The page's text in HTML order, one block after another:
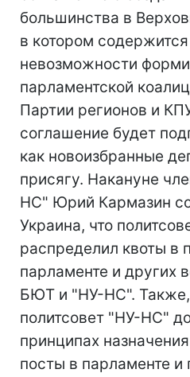
большинства в
в котором
невозможности
парламентской
Партии регионов и
соглашение будет
как новоизбранные
присягу. Накануне
НС" Юрий Кармазин
Украина, что
распределил квоты в
парламенте и других
БЮТ и "НУ-НС". Также,
политсовет "НУ-НС"
принципах
посты в парламенте и